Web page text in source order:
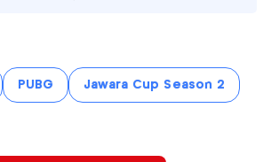
PUBG Jawara Cup Season 2